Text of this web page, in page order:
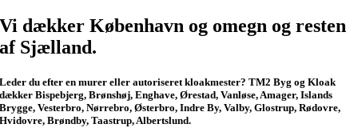
Vi dækker København og omegn og resten
af Sjælland.
Leder du efter en murer eller autoriseret kloakmester? TM2 Byg og Kloak
dækker Bispebjerg, Brønshøj, Enghave, Ørestad, Vanløse, Amager, Islands
Brygge, Vesterbro, Nørrebro, Østerbro, Indre By, Valby, Glostrup, Rødovre,
Hvidovre, Brøndby, Taastrup, Albertslund.